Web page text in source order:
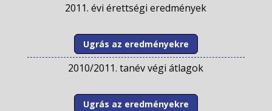
2011. évi érettségi eredmények
Ugrás az eredményekre
2010/2011. tanév végi átlagok
Ugrás az eredményekre